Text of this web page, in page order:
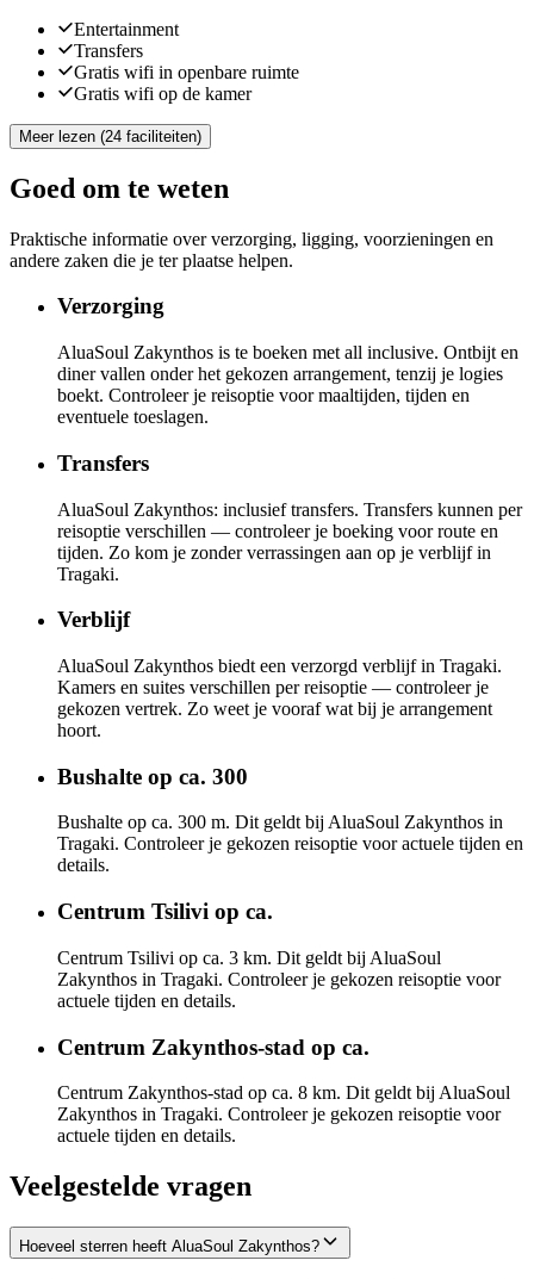
Entertainment
Transfers
Gratis wifi in openbare ruimte
Gratis wifi op de kamer
Meer lezen (24 faciliteiten)
Goed om te weten
Praktische informatie over verzorging, ligging, voorzieningen en
andere zaken die je ter plaatse helpen.
Verzorging
AluaSoul Zakynthos is te boeken met all inclusive. Ontbijt en
diner vallen onder het gekozen arrangement, tenzij je logies
boekt. Controleer je reisoptie voor maaltijden, tijden en
eventuele toeslagen.
Transfers
AluaSoul Zakynthos: inclusief transfers. Transfers kunnen per
reisoptie verschillen — controleer je boeking voor route en
tijden. Zo kom je zonder verrassingen aan op je verblijf in
Tragaki.
Verblijf
AluaSoul Zakynthos biedt een verzorgd verblijf in Tragaki.
Kamers en suites verschillen per reisoptie — controleer je
gekozen vertrek. Zo weet je vooraf wat bij je arrangement
hoort.
Bushalte op ca. 300
Bushalte op ca. 300 m. Dit geldt bij AluaSoul Zakynthos in
Tragaki. Controleer je gekozen reisoptie voor actuele tijden en
details.
Centrum Tsilivi op ca.
Centrum Tsilivi op ca. 3 km. Dit geldt bij AluaSoul
Zakynthos in Tragaki. Controleer je gekozen reisoptie voor
actuele tijden en details.
Centrum Zakynthos-stad op ca.
Centrum Zakynthos-stad op ca. 8 km. Dit geldt bij AluaSoul
Zakynthos in Tragaki. Controleer je gekozen reisoptie voor
actuele tijden en details.
Veelgestelde vragen
Hoeveel sterren heeft AluaSoul Zakynthos?